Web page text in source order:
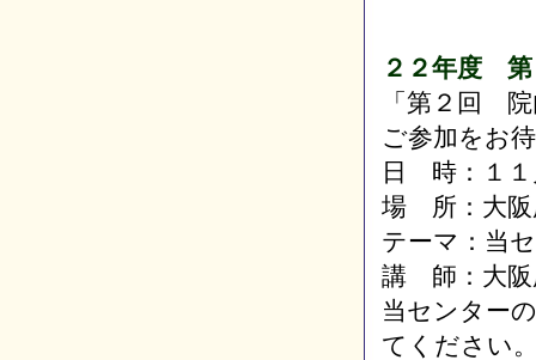
２２年度
「第２回
ご参加をお
日 時：１１
場 所：大阪
テーマ：当
講 師：大
当センター
てください